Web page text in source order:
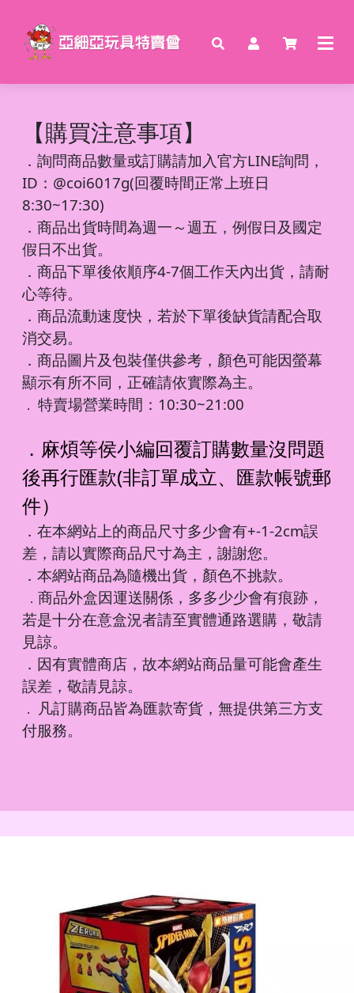
【購買注意事項】
． 詢問商品數量或訂購請加入官方LINE詢問，
ID：@coi6017g(回覆時間正常上班日
8:30~17:30)
．商品出貨時間為週一～週五，例假日及國定
假日不出貨。
．商品下單後依順序4-7個工作天內出貨，請耐
心等待。
．商品流動速度快，若於下單後缺貨請配合取
消交易。
．商品圖片及包裝僅供參考，顏色可能因螢幕
顯示有所不同，正確請依實際為主。
． 特賣場營業時間：10:30~21:00
．麻煩等侯小編回覆訂購數量沒問題
後再行匯款(非訂單成立、匯款帳號郵
件）
．在本網站上的商品尺寸多少會有+-1-2cm誤
差，請以實際商品尺寸為主，謝謝您。
．本網站商品為隨機出貨，顏色不挑款。
． 商品外盒因運送關係，多多少少會有痕跡，
若是十分在意盒況者請至實體通路選購，敬請
見諒。
．因有實體商店，故本網站商品量可能會產生
誤差，敬請見諒。
． 凡訂購商品皆為匯款寄貨，無提供第三方支
付服務。